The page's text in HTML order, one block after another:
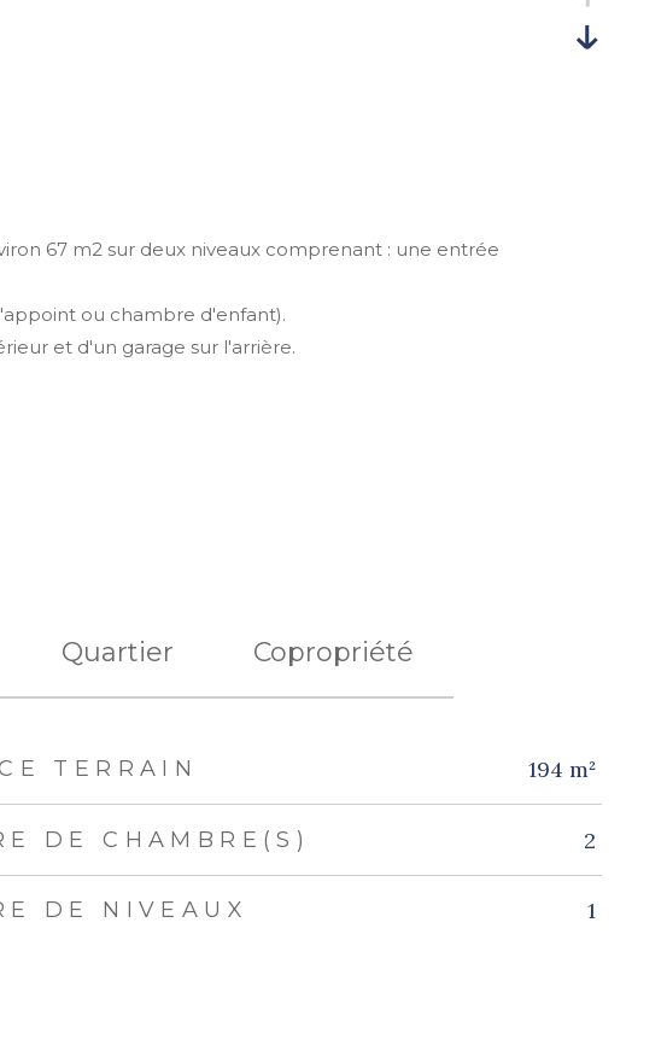
67 m2 sur deux niveaux comprenant : une entrée
ou chambre d'enfant).
et d'un garage sur l'arrière.
Quartier Copropriété
TERRAIN 194 m²
DE CHAMBRE(S) 2
DE NIVEAUX 1